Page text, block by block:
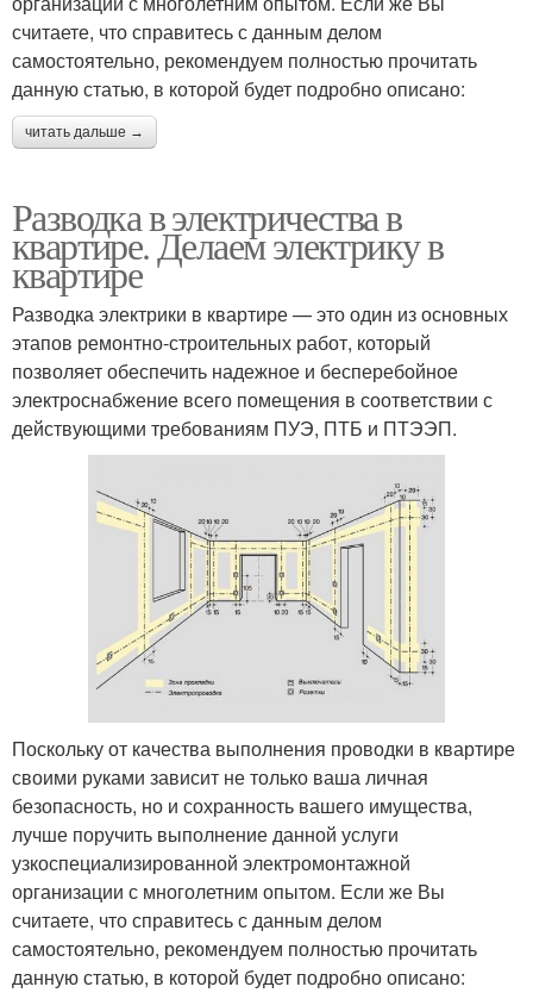
считаете, что справитесь с данным делом
самостоятельно, рекомендуем полностью прочитать
данную статью, в которой будет подробно описано:
читать дальше →
Разводка в электричества в
квартире. Делаем электрику в
квартире
Разводка электрики в квартире — это один из основных
этапов ремонтно-строительных работ, который
позволяет обеспечить надежное и бесперебойное
электроснабжение всего помещения в соответствии с
действующими требованиям ПУЭ, ПТБ и ПТЭЭП.
Поскольку от качества выполнения проводки в квартире
своими руками зависит не только ваша личная
безопасность, но и сохранность вашего имущества,
лучше поручить выполнение данной услуги
узкоспециализированной электромонтажной
организации с многолетним опытом. Если же Вы
считаете, что справитесь с данным делом
самостоятельно, рекомендуем полностью прочитать
данную статью, в которой будет подробно описано: